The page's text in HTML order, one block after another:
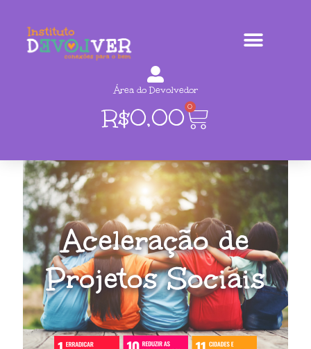
Área do Devolvedor
R$0,00 0
Aceleração de
Projetos Sociais